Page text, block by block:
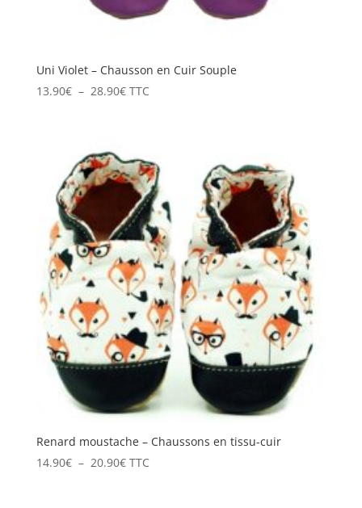
Uni Violet – Chausson en Cuir Souple
13.90€ – 28.90€Plage
à
28.90€
TTC
Renard moustache – Chaussons en tissu-cuir
14.90€ – 20.90€Plage
TTC